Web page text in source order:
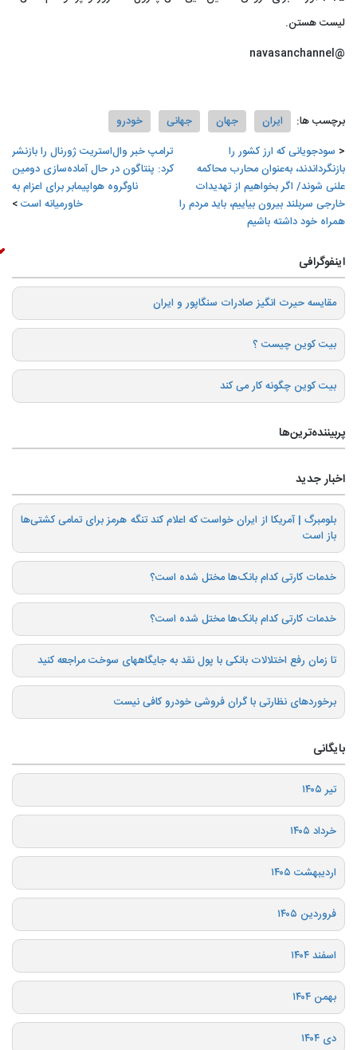
لیست هستن.
@navasanchannel
برچسب ها: ایران جهان جهانی
خودرو
سودجویانی که ارز کشور را
بازنگرداندند، به‌عنوان محارب محاکمه
علنی شوند/ اگر بخواهیم از تهدیدات
خارجی سربلند بیرون بیاییم، باید مردم را
همراه خود داشته باشیم
ترامپ خبر وال‌استریت ژورنال را بازنشر
کرد: پنتاگون در حال آماده‌سازی دومین
ناوگروه هواپیمابر برای اعزام به
خاورمیانه است
اینفوگرافی
️مقایسه حیرت انگیز صادرات سنگاپور و ایران
بیت کوین چیست ؟
بیت کوین چگونه کار می کند
پربیننده‌ترین‌ها
اخبار جدید
بلومبرگ | آمریکا از ایران خواست که اعلام کند تنگه هرمز برای تمامی کشتی‌ها
باز است
خدمات کارتی کدام بانک‌ها مختل شده است؟
خدمات کارتی کدام بانک‌ها مختل شده است؟
تا زمان رفع اختلالات بانکی با پول نقد به جایگاههای سوخت مراجعه کنید
برخوردهای نظارتی با گران فروشی خودرو کافی نیست
بایگانی
تیر ۱۴۰۵
خرداد ۱۴۰۵
اردیبهشت ۱۴۰۵
فروردین ۱۴۰۵
اسفند ۱۴۰۴
بهمن ۱۴۰۴
دی ۱۴۰۴